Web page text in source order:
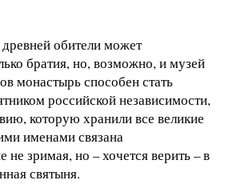
обители может
братия, но, возможно, и музей
монастырь способен стать
российской независимости,
которую хранили все великие
именами связана
зримая, но – хочется верить – в
святыня.